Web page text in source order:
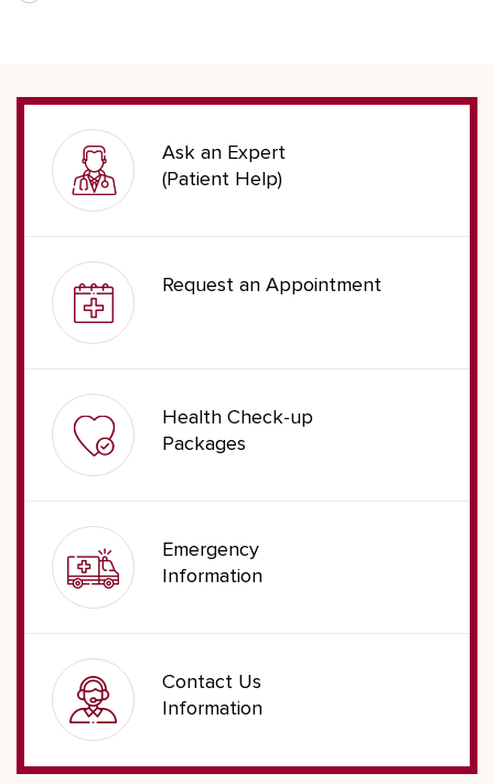
Ask an Expert
(Patient Help)
Request an Appointment
Health Check-up
Packages
Emergency
Information
Contact Us
Information